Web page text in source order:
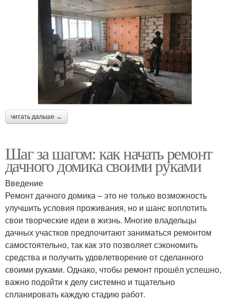
читать дальше →
Шаг за шагом: как начать ремонт
дачного домика своими руками
Введение
Ремонт дачного домика – это не только возможность
улучшить условия проживания, но и шанс воплотить
свои творческие идеи в жизнь. Многие владельцы
дачных участков предпочитают заниматься ремонтом
самостоятельно, так как это позволяет сэкономить
средства и получить удовлетворение от сделанного
своими руками. Однако, чтобы ремонт прошёл успешно,
важно подойти к делу системно и тщательно
спланировать каждую стадию работ.